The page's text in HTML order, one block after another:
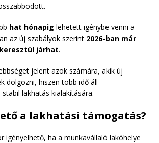
hat hónapig lehetett igénybe venni a
az új szabályok szerint 2026-ban már
járhat.
jelent azok számára, akik új
dolgozni, hiszen több idő áll
lakhatás kialakítására.
a lakhatási támogatás?
igényelhető, ha a munkavállaló lakóhelye